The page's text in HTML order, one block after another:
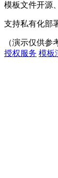
模板文件开源
支持私有化部
（演示仅供参
授权服务 模板